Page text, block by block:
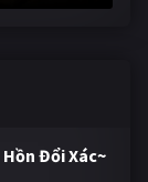
Đổi Xác~